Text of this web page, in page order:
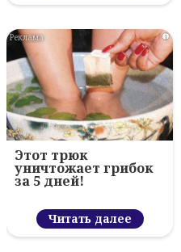
i
Этот трюк
уничтожает грибок
за 5 дней!
Читать далее